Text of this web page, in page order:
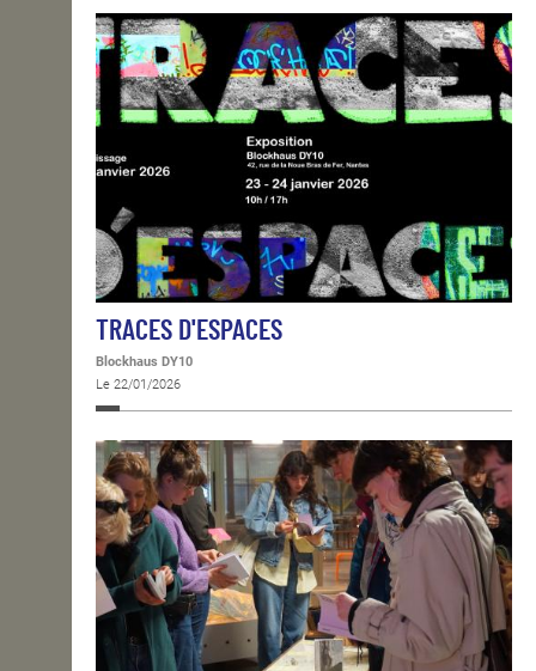
TRACES D'ESPACES
Blockhaus DY10
Le 22/01/2026